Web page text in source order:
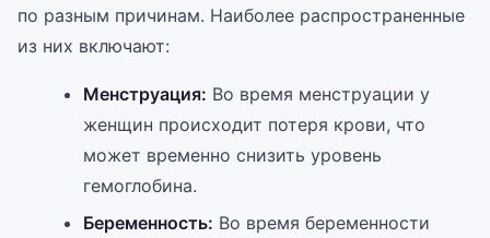
по разным причинам. Наиболее распространенные
из них включают:
Менструация: Во время менструации у
женщин происходит потеря крови, что
может временно снизить уровень
гемоглобина.
Беременность: Во время беременности